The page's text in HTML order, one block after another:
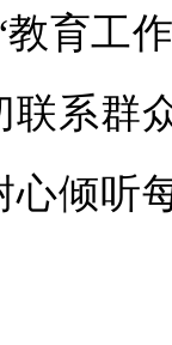
教育工
联系群
心倾听